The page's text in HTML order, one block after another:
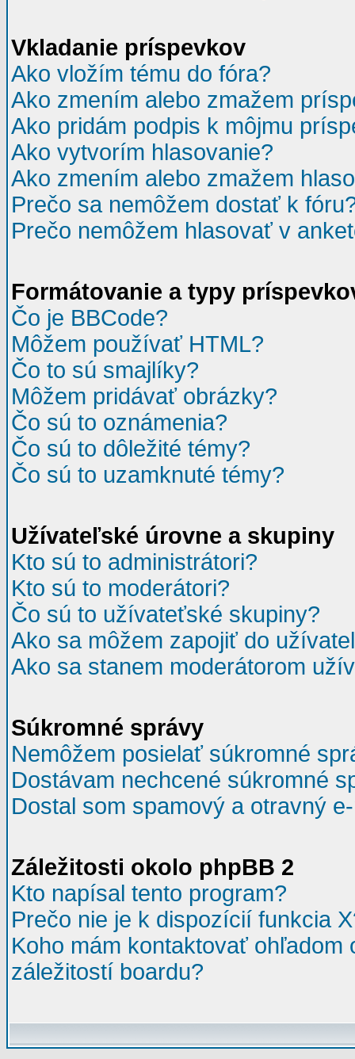
Vkladanie príspevkov
Ako vložím tému do fóra?
Ako zmením alebo zmažem
Ako pridám podpis k môjmu
Ako vytvorím hlasovanie?
Ako zmením alebo zmažem
Prečo sa nemôžem dostať k
Prečo nemôžem hlasovať v
Formátovanie a typy
Čo je BBCode?
Môžem používať HTML?
Čo to sú smajlíky?
Môžem pridávať obrázky?
Čo sú to oznámenia?
Čo sú to dôležité témy?
Čo sú to uzamknuté témy?
Užívateľské úrovne a skupiny
Kto sú to administrátori?
Kto sú to moderátori?
Čo sú to užívateťské skupiny?
Ako sa môžem zapojiť do
Ako sa stanem moderátorom
Súkromné správy
Nemôžem posielať súkromné
Dostávam nechcené súkromné
Dostal som spamový a otravný
Záležitosti okolo phpBB 2
Kto napísal tento program?
Prečo nie je k dispozícií funkcia
Koho mám kontaktovať
záležitostí boardu?